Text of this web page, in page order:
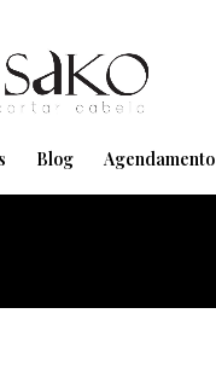
Blog Agendamento
Visual??